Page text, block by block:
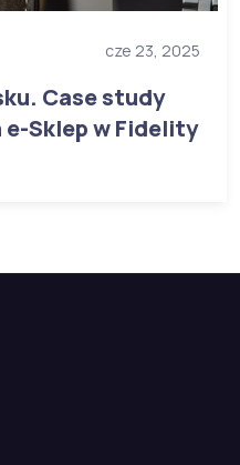
cze 23, 2025
Case study
Sklep w Fidelity